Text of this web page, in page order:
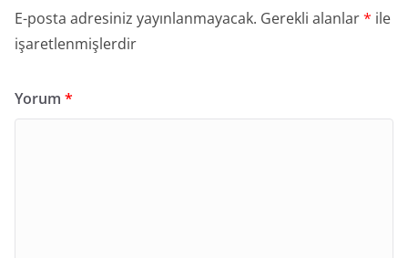
E-posta adresiniz yayınlanmayacak. Gerekli alanlar* ile
işaretlenmişlerdir
Yorum *